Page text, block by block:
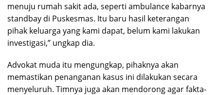
menuju rumah sakit ada, seperti ambulance kabarnya
standbay di Puskesmas. Itu baru hasil keterangan
pihak keluarga yang kami dapat, belum kami lakukan
investigasi,” ungkap dia.
Advokat muda itu mengungkap, pihaknya akan
memastikan penanganan kasus ini dilakukan secara
menyeluruh. Timnya juga akan mendorong agar fakta-